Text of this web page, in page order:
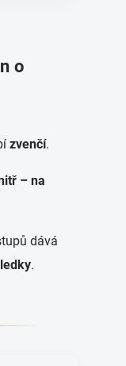
o
zvenčí.
– na
dává
.